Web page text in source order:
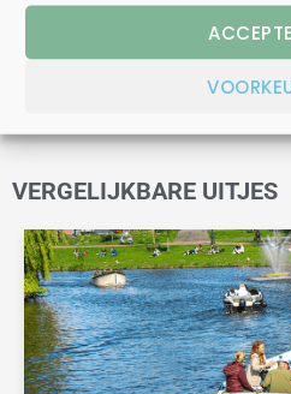
VERGELIJKBARE UITJES